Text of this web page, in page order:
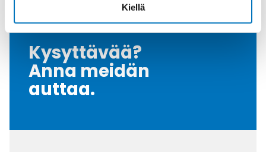
Kiellä
Kysyttävää?
Anna meidän
auttaa.